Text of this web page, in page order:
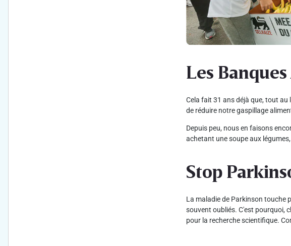
Les
Cela fait 31 ans déjà que, tout
de réduire notre gaspillage
Depuis peu, nous en faisons
achetant une soupe aux
Stop
La maladie de Parkinson touche
souvent oubliés. C'est pourquoi,
pour la recherche scientifique.